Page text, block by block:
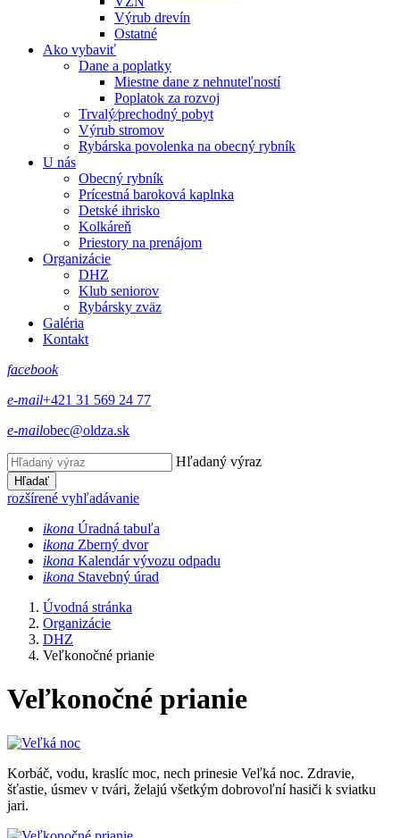
Výrub drevín
Ostatné
Ako vybaviť
Dane a poplatky
Miestne dane z nehnuteľností
Poplatok za rozvoj
Trvalý⁄prechodný pobyt
Výrub stromov
Rybárska povolenka na obecný rybník
U nás
Obecný rybník
Prícestná baroková kaplnka
Detské ihrisko
Kolkáreň
Priestory na prenájom
Organizácie
DHZ
Klub seniorov
Rybársky zväz
Galéria
Kontakt
facebook
e-mail+421 31 569 24 77
e-mailobec@oldza.sk
Hľadaný výraz
Hľadať
rozšírené vyhľadávanie
ikona Úradná tabuľa
ikona Zberný dvor
ikona Kalendár vývozu odpadu
ikona Stavebný úrad
Úvodná stránka
Organizácie
DHZ
Veľkonočné prianie
Veľkonočné prianie
Korbáč, vodu, kraslíc moc, nech prinesie Veľká noc. Zdravie,
šťastie, úsmev v tvári, želajú všetkým dobrovoľní hasiči k sviatku
jari.